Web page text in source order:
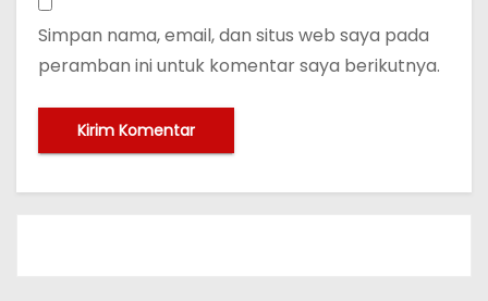
Simpan nama, email, dan situs web saya pada
peramban ini untuk komentar saya berikutnya.